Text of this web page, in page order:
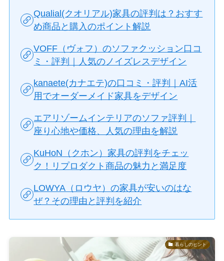
Qualial(クオリアル)家具の評判は？おすす
め商品と購入のポイント解説
VOFF（ヴォフ）のソファクッション口コ
ミ・評判｜人気のノイズレスデザイン
kanaete(カナエテ)の口コミ・評判｜AI活
用でオーダーメイド家具をデザイン
エアリゾームインテリアのソファ評判｜
座り心地や価格、人気の理由を解説
KuHoN（クホン）家具の評判をチェッ
ク！リプロダクト商品の魅力と満足度
LOWYA（ロウヤ）の家具が安いのはな
ぜ？その理由と評判を紹介
暮らしのヒント